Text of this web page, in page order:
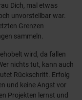
Dich, mal etwas
unvorstellbar war.
Grenzen
sammeln.
wird, da fallen
nichts tut, kann auch
Rückschritt. Erfolg
und keine Angst vor
Projekten lernst und